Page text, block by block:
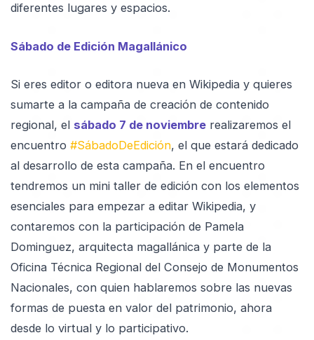
diferentes lugares y espacios.
Sábado de Edición Magallánico
Si eres editor o editora nueva en Wikipedia y quieres
sumarte a la campaña de creación de contenido
regional, el sábado 7 de noviembrerealizaremos el
encuentro #SábadoDeEdición, el que estará dedicado
al desarrollo de esta campaña. En el encuentro
tendremos un mini taller de edición con los elementos
esenciales para empezar a editar Wikipedia, y
contaremos con la participación de Pamela
Dominguez, arquitecta magallánica y parte de la
Oficina Técnica Regional del Consejo de Monumentos
Nacionales, con quien hablaremos sobre las nuevas
formas de puesta en valor del patrimonio, ahora
desde lo virtual y lo participativo.